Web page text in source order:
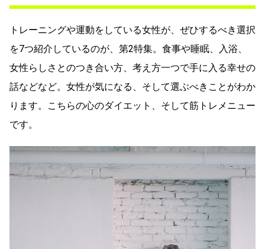
トレーニングや運動をしている女性が、ぜひするべき選択
を7つ紹介しているのが、第2特集。食事や睡眠、入浴、
女性らしさとのつき合い方、考え方一つで手に入る幸せの
話などなど。女性が気になる、そして選ぶべきことがわか
ります。こちらの心のダイエット、そして筋トレメニュー
です。